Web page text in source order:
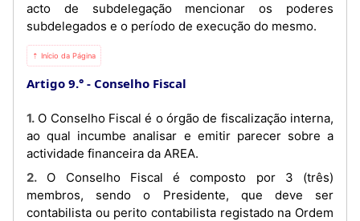
acto de subdelegação mencionar os poderes
subdelegados e o período de execução do mesmo.
⇡ Início da Página
Artigo 9.° Conselho Fiscal
1. O Conselho Fiscal é o órgão de fiscalização interna,
ao qual incumbe analisar e emitir parecer sobre a
actividade financeira da AREA.
2. O Conselho Fiscal é composto por 3 (três)
membros, sendo o Presidente, que deve ser
contabilista ou perito contabilista registado na Ordem